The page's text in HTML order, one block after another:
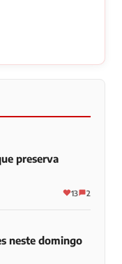
preserva
13 2
neste domingo